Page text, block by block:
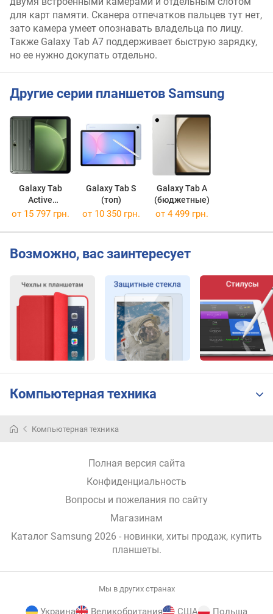
о
п
е
т
и
в
н
я
п
я
т
ь
(
Б
в
а
а
)
n
T
для карт памяти. Сканера отпечатков пальцев тут нет,
зато камера умеет опознавать владельца по лицу.
Также Galaxy Tab A7 поддерживает быструю зарядку,
но ее нужно докупать отдельно.
Другие серии планшетов Samsung
Galaxy Tab
Active
(защищенные)
Galaxy Tab S
(топ)
Galaxy Tab A
(бюджетные)
от 15 797 грн. от 10 350 грн. от 4 499 грн.
Возможно, вас заинтересует
Компьютерная техника
Компьютерная техника
Полная версия сайта
Конфиденциальность
Вопросы и пожелания по сайту
Магазинам
Каталог Samsung 2026 - новинки, хиты продаж, купить
планшеты.
Мы в других странах
Украина Великобритания США Польша